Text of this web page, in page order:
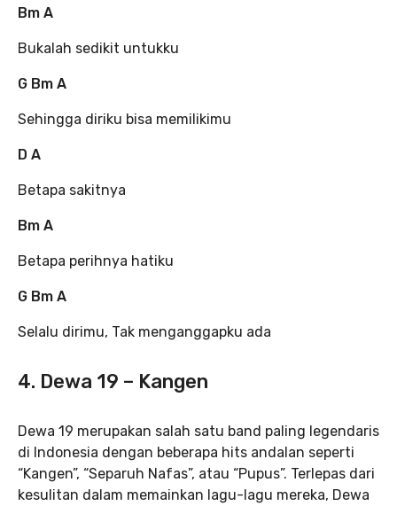
Bm A
Bukalah sedikit untukku
G Bm A
Sehingga diriku bisa memilikimu
D A
Betapa sakitnya
Bm A
Betapa perihnya hatiku
G Bm A
Selalu dirimu, Tak menganggapku ada
4. Dewa 19 – Kangen
Dewa 19 merupakan salah satu band paling legendaris
di Indonesia dengan beberapa hits andalan seperti
“Kangen”, “Separuh Nafas”, atau “Pupus”. Terlepas dari
kesulitan dalam memainkan lagu-lagu mereka, Dewa